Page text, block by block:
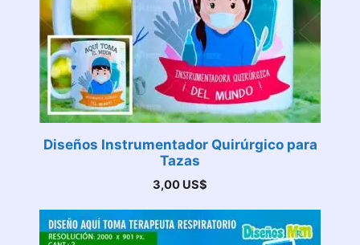
Diseños Instrumentador Quirúrgico para
Tazas
3,00 US$